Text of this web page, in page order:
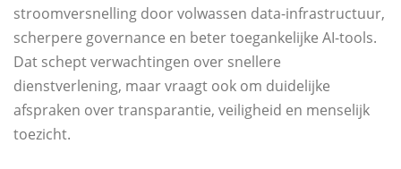
stroomversnelling door volwassen data-infrastructuur,
scherpere governance en beter toegankelijke AI-tools.
Dat schept verwachtingen over snellere
dienstverlening, maar vraagt ook om duidelijke
afspraken over transparantie, veiligheid en menselijk
toezicht.